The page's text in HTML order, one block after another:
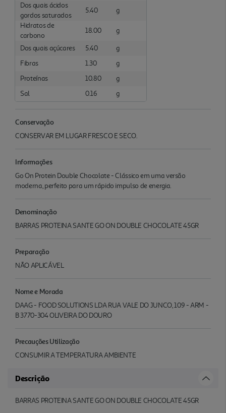
Dos quais ácidos
gordos saturados
5.40
g
Hidratos de
carbono
18.00 g
Dos quais açúcares 5.40
g
Fibras
1.30
g
Proteínas
10.80
g
Sal
0.16 g
Conservação
CONSERVAR EM LUGAR FRESCO E SECO.
Informações
Go On Protein Double Chocolate - Clássico em uma versão
moderna, perfeito para um rápido impulso de energia.
Denominação
BARRAS PROTEINA SANTE GO ON DOUBLE CHOCOLATE 45GR
Preparação
NÃO APLICÁVEL
Nome e Morada
DAAG - FOOD SOLUTIONS LDA RUA VALE DO JUNCO, 109 - ARM -
B 3770-304 OLIVEIRA DO DOURO
Precauções Utilização
CONSUMIR A TEMPERATURA AMBIENTE
Descrição
BARRAS PROTEINA SANTE GO ON DOUBLE CHOCOLATE 45GR